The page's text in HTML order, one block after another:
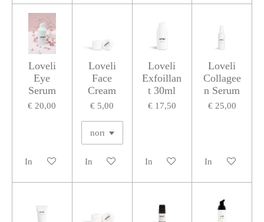
Loveli
Eye
Serum
€ 20,00
In winkelwagen
Loveli
Face
Cream
€ 5,00
In winkelwagen
Loveli
Exfoillan
t 30ml
€ 17,50
In winkelwagen
Loveli
Collagee
n Serum
€ 25,00
In winkelwagen